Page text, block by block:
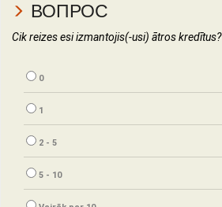
ВОПРОС
Cik reizes esi izmantojis(-usi) ātros kredītus?
0
1
2 - 5
5 - 10